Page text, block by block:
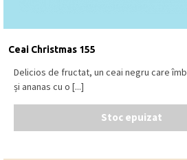
Ceai Christmas 155
Delicios de fructat, un ceai negru care
și ananas cu o [...]
Stoc epuizat